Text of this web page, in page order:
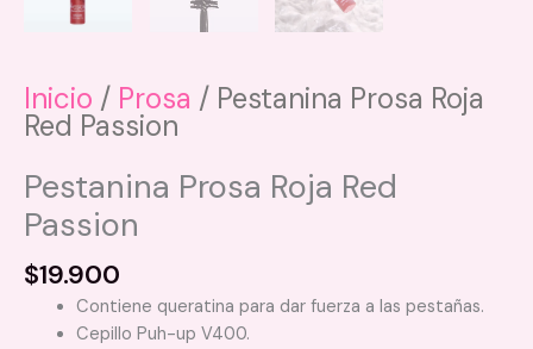
Inicio / Prosa / Pestanina Prosa Roja
Red Passion
Pestanina Prosa Roja Red
Passion
$19.900
Contiene queratina para dar fuerza a las pestañas.
Cepillo Puh-up V400.